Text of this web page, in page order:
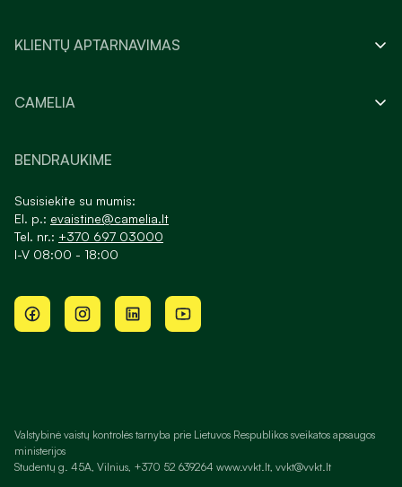
KLIENTŲ APTARNAVIMAS
CAMELIA
BENDRAUKIME
Susisiekite su mumis:
El. p.: evaistine@camelia.lt
Tel. nr.: +370 697 03000
I-V 08:00 - 18:00
Valstybinė vaistų kontrolės tarnyba prie Lietuvos Respublikos sveikatos apsaugos
ministerijos
Studentų g. 45A, Vilnius, +370 52 639264 www.vvkt.lt, vvkt@vvkt.lt